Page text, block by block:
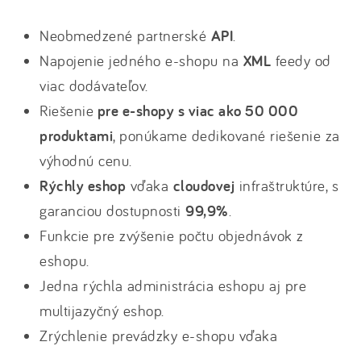
Neobmedzené partnerské API.
Napojenie jedného e-shopu na XML feedy od
viac dodávateľov.
Riešenie pre e-shopy s viac ako 50 000
produktami, ponúkame dedikované riešenie za
výhodnú cenu.
Rýchly eshop vďaka cloudovej infraštruktúre, s
garanciou dostupnosti 99,9%.
Funkcie pre zvýšenie počtu objednávok z
eshopu.
Jedna rýchla administrácia eshopu aj pre
multijazyčný eshop.
Zrýchlenie prevádzky e-shopu vďaka